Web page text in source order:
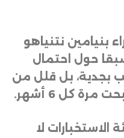
بنيامين نتنياهو
حول احتمال
بجدية، بل قلل من
كل 6 أشهر
.
الاستخبارات لا